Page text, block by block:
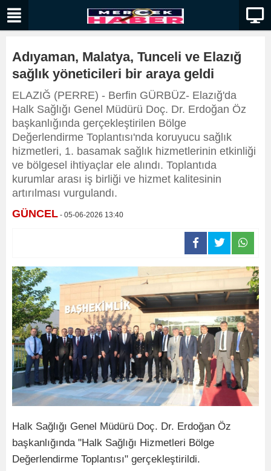
Adıyaman, Malatya, Tunceli ve Elazığ
sağlık yöneticileri bir araya geldi
ELAZIĞ (PERRE) - Berfin GÜRBÜZ- Elazığ'da
Halk Sağlığı Genel Müdürü Doç. Dr. Erdoğan Öz
başkanlığında gerçekleştirilen Bölge
Değerlendirme Toplantısı'nda koruyucu sağlık
hizmetleri, 1. basamak sağlık hizmetlerinin etkinliği
ve bölgesel ihtiyaçlar ele alındı. Toplantıda
kurumlar arası iş birliği ve hizmet kalitesinin
artırılması vurgulandı.
GÜNCEL - 05-06-2026 13:40
Halk Sağlığı Genel Müdürü Doç. Dr. Erdoğan Öz
başkanlığında "Halk Sağlığı Hizmetleri Bölge
Değerlendirme Toplantısı" gerçekleştirildi.